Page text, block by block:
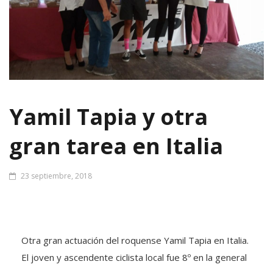
Yamil Tapia y otra
gran tarea en Italia
23 septiembre, 2018
Otra gran actuación del roquense Yamil Tapia en Italia.
El joven y ascendente ciclista local fue 8º en la general